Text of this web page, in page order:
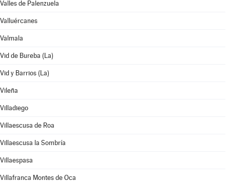
Valles de Palenzuela
Valluércanes
Valmala
Vid de Bureba (La)
Vid y Barrios (La)
Vileña
Villadiego
Villaescusa de Roa
Villaescusa la Sombría
Villaespasa
Villafranca Montes de Oca